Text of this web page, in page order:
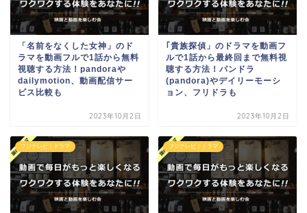
「名前をなくした女神」のド
ラマを動画フルで1話から無料
視聴する方法！pandoraや
dailymotion、動画配信サー
ビス比較も
2023年10月2日
｢貴族探偵」のドラマを動画フ
ルで1話から最終回まで無料視
聴する方法！パンドラ
(pandora)やデイリーモーシ
ョン、フリドラも
2023年10月2日
フジテレビ｜ドラマ フジテレビ｜ドラマ